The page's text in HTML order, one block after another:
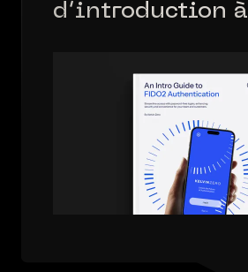
d’introduction à